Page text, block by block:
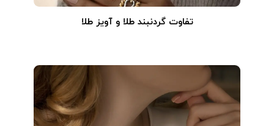
تفاوت گردنبند طلا و آویز طلا